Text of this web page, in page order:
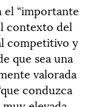
el “importante
contexto del
competitivo y
que sea una
valorada
conduzca